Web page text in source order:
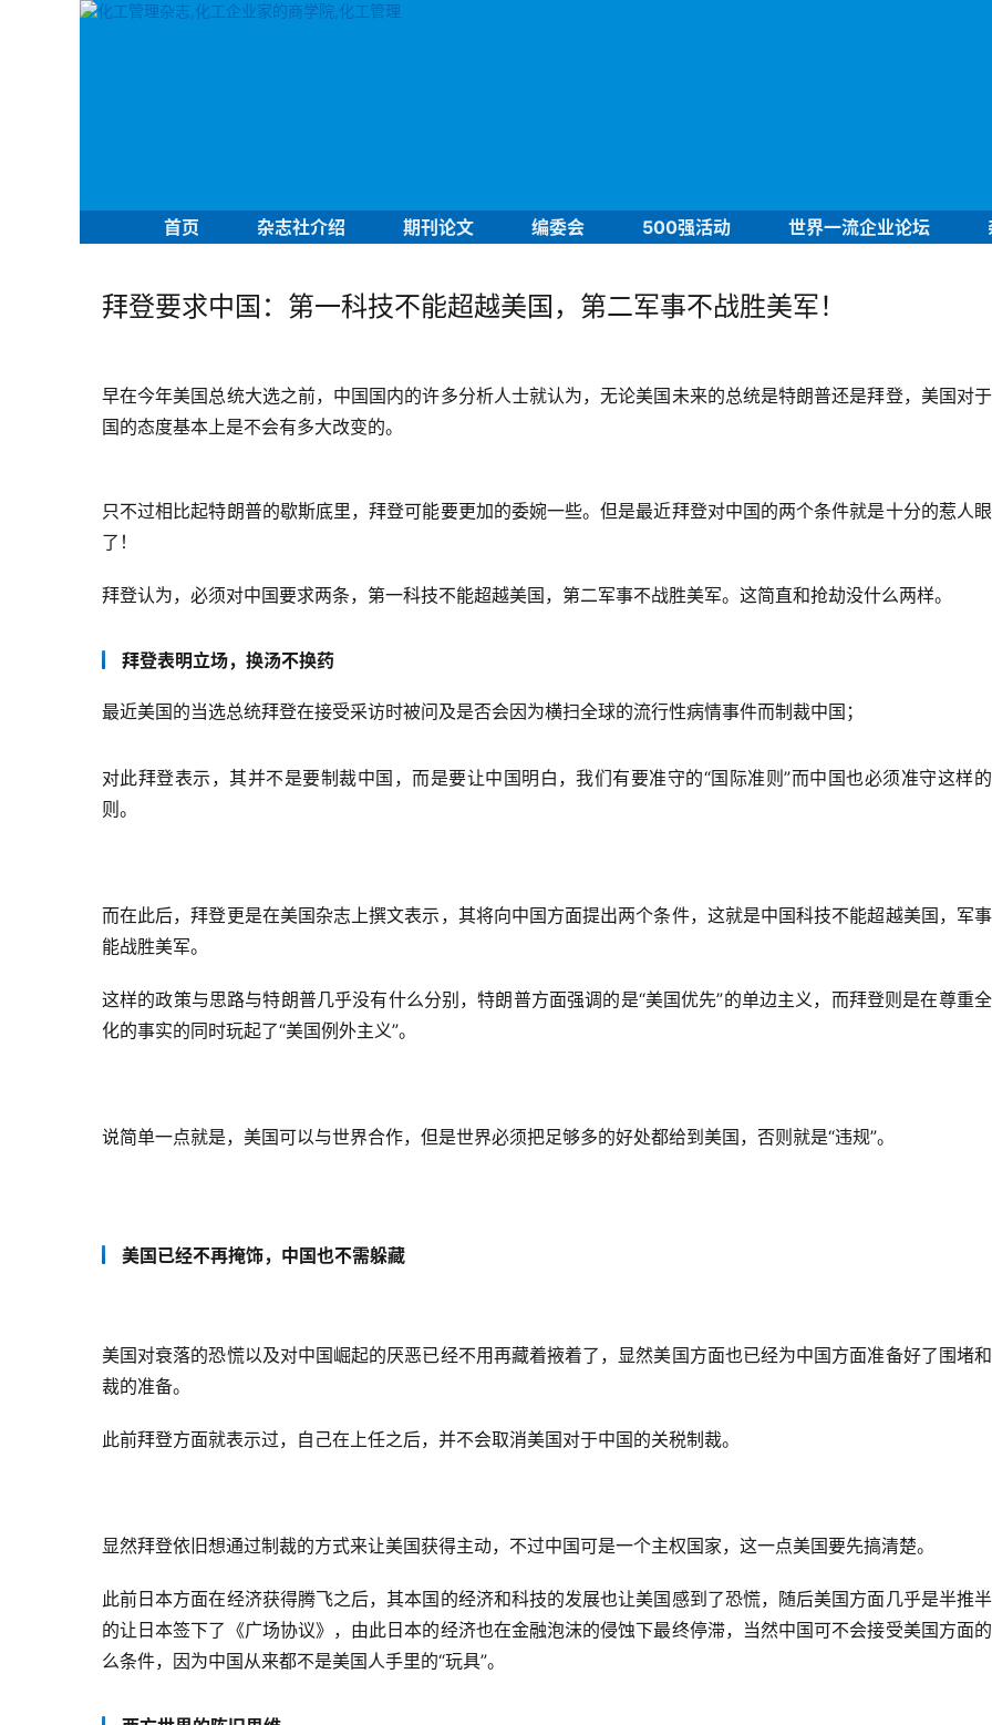
首页 杂志社介绍 期刊论文 编委会 500强活动 世界一流企业论坛
拜登要求中国：第一科技不能超越美国，第二军事不战胜美军！
早在今年美国总统大选之前，中国国内的许多分析人士就认为，无论美国未来的总统是特朗普还是拜登，美国对
国的态度基本上是不会有多大改变的。
只不过相比起特朗普的歇斯底里，拜登可能要更加的委婉一些。但是最近拜登对中国的两个条件就是十分的惹人
了！
拜登认为，必须对中国要求两条，第一科技不能超越美国，第二军事不战胜美军。这简直和抢劫没什么两样。
拜登表明立场，换汤不换药
最近美国的当选总统拜登在接受采访时被问及是否会因为横扫全球的流行性病情事件而制裁中国；
对此拜登表示，其并不是要制裁中国，而是要让中国明白，我们有要准守的“国际准则”而中国也必须准守这样
则。
而在此后，拜登更是在美国杂志上撰文表示，其将向中国方面提出两个条件，这就是中国科技不能超越美国，军
能战胜美军。
这样的政策与思路与特朗普几乎没有什么分别，特朗普方面强调的是“美国优先”的单边主义，而拜登则是在尊重
化的事实的同时玩起了“美国例外主义”。
说简单一点就是，美国可以与世界合作，但是世界必须把足够多的好处都给到美国，否则就是“违规”。
美国已经不再掩饰，中国也不需躲藏
美国对衰落的恐慌以及对中国崛起的厌恶已经不用再藏着掖着了，显然美国方面也已经为中国方面准备好了围堵和
裁的准备。
此前拜登方面就表示过，自己在上任之后，并不会取消美国对于中国的关税制裁。
显然拜登依旧想通过制裁的方式来让美国获得主动，不过中国可是一个主权国家，这一点美国要先搞清楚。
此前日本方面在经济获得腾飞之后，其本国的经济和科技的发展也让美国感到了恐慌，随后美国方面几乎是半推
的让日本签下了《广场协议》，由此日本的经济也在金融泡沫的侵蚀下最终停滞，当然中国可不会接受美国方面
么条件，因为中国从来都不是美国人手里的“玩具”。